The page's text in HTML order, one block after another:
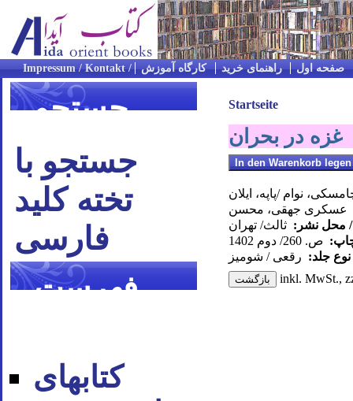
صفحه اول راهنمای خرید کارگاه آموزش
جستجو
جستجو با
تخته کلید
فارسی
فهرست
کتابهای
Startseite
غزه در بحران
نوام /پاپه، ایلان
عسکری جهقی، محسن
/ محل نشر: ثالث/ تهران
ص. 260/ دوم 1402
جلد: رقعی / شومیز
inkl. MwSt.,